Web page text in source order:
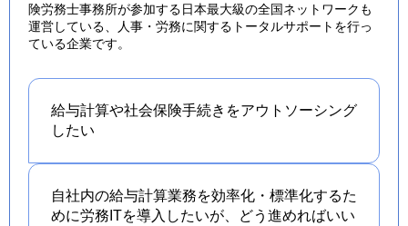
険労務士事務所が参加する日本最大級の全国ネットワークも
運営している、人事・労務に関するトータルサポートを行っ
ている企業です。
給与計算や社会保険手続きをアウトソーシング
したい
自社内の給与計算業務を効率化・標準化するた
めに労務ITを導入したいが、どう進めればいい